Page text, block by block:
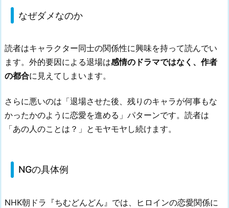
なぜダメなのか
読者はキャラクター同士の関係性に興味を持って読んでい
ます。外的要因による退場は感情のドラマではなく、作者
の都合に見えてしまいます。
さらに悪いのは「退場させた後、残りのキャラが何事もな
かったかのように恋愛を進める」パターンです。読者は
「あの人のことは？」とモヤモヤし続けます。
NGの具体例
NHK朝ドラ『ちむどんどん』では、ヒロインの恋愛関係に